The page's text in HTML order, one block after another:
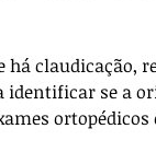
há claudicação,
se a